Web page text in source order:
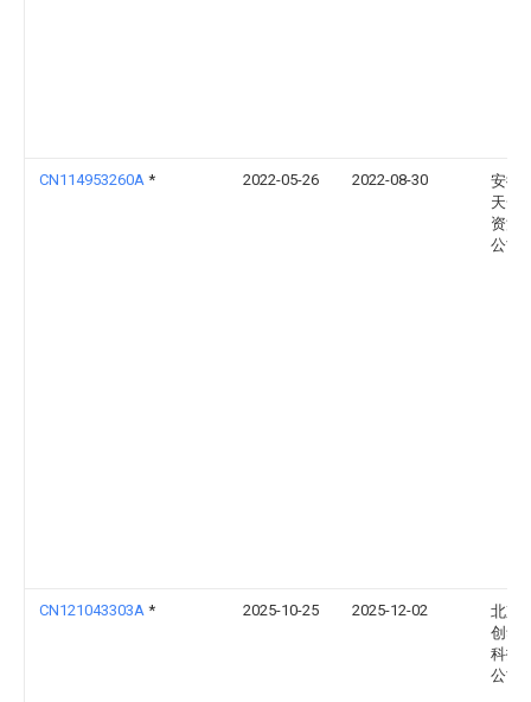
CN114953260A * 2022-05-26 2022-08-30
安徽
天一
资源
公司
CN121043303A * 2025-10-25 2025-12-02
北京
创华
科技
公司